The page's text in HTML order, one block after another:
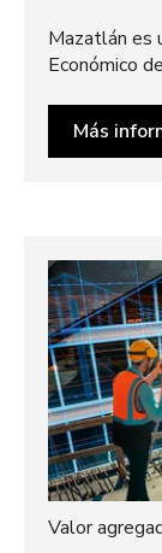
Mazatlán es
Económico
Más
Valor